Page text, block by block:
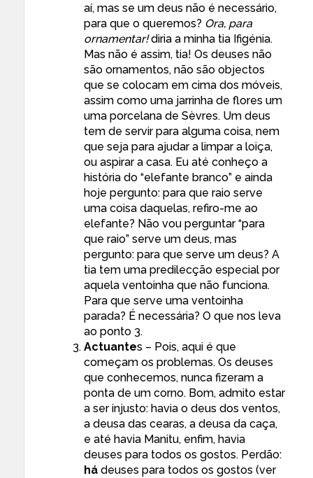
aí, mas se um deus não é necessário,
para que o queremos? Ora, para
ornamentar!diria a minha tia Ifigénia.
Mas não é assim, tia! Os deuses não
são ornamentos, não são objectos
que se colocam em cima dos móveis,
assim como uma jarrinha de flores um
uma porcelana de Sèvres. Um deus
tem de servir para alguma coisa, nem
que seja para ajudar a limpar a loiça,
ou aspirar a casa. Eu até conheço a
história do “elefante branco” e ainda
hoje pergunto: para que raio serve
uma coisa daquelas, refiro-me ao
elefante? Não vou perguntar “para
que raio” serve um deus, mas
pergunto: para que serve um deus? A
tia tem uma predilecção especial por
aquela ventoinha que não funciona.
Para que serve uma ventoinha
parada? É necessária? O que nos leva
ao ponto 3.
Actuantes – Pois, aqui é que
começam os problemas. Os deuses
que conhecemos, nunca fizeram a
ponta de um corno. Bom, admito estar
a ser injusto: havia o deus dos ventos,
a deusa das cearas, a deusa da caça,
e até havia Manitu, enfim, havia
deuses para todos os gostos. Perdão:
há deuses para todos os gostos (ver